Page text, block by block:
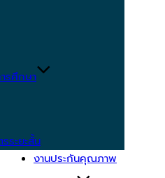
รศึกษา
ระยะสั้น
งานประกันคุณภาพ